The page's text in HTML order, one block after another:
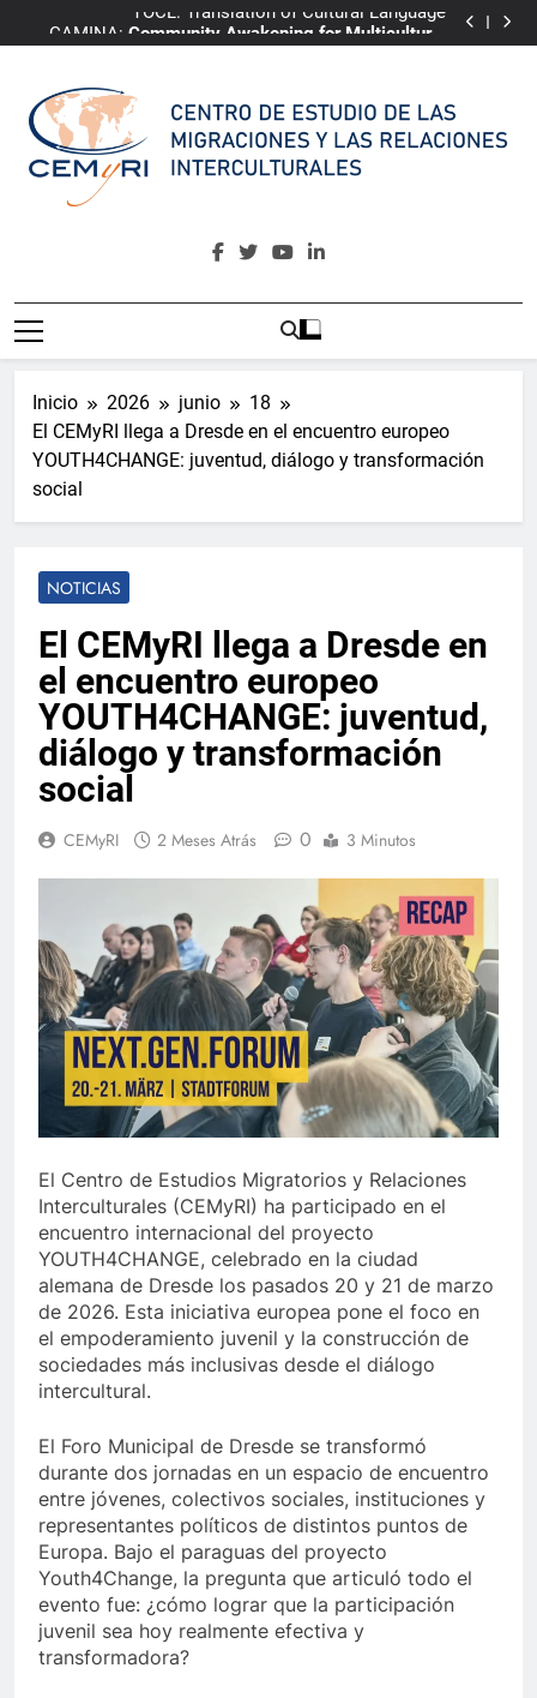
al
CAMINA:
Community Awakening for Multicultural
Integrative Narrative of Almería
ePRI4ALL
CAMINA:Community Awakening for Multicultural
Integrative Narrative of Almería
ePRI4ALL
Centro De Estudio De Las Migraciones Y Las Relaciones
Inicio 2026 junio
18
El CEMyRI llega a Dresde en el encuentro europeo
YOUTH4CHANGE: juventud, diálogo y transformación
social
NOTICIAS
El CEMyRI llega a Dresde en
el encuentro europeo
YOUTH4CHANGE: juventud,
diálogo y transformación
social
CEMyRI 2 Meses Atrás 0 3 Minutos
El Centro de Estudios Migratorios y Relaciones
Interculturales (CEMyRI) ha participado en el
encuentro internacional del proyecto
YOUTH4CHANGE, celebrado en la ciudad
alemana de Dresde los pasados 20 y 21 de marzo
de 2026. Esta iniciativa europea pone el foco en
el empoderamiento juvenil y la construcción de
sociedades más inclusivas desde el diálogo
intercultural.
El Foro Municipal de Dresde se transformó
durante dos jornadas en un espacio de encuentro
entre jóvenes, colectivos sociales, instituciones y
representantes políticos de distintos puntos de
Europa. Bajo el paraguas del proyecto
Youth4Change, la pregunta que articuló todo el
evento fue: ¿cómo lograr que la participación
juvenil sea hoy realmente efectiva y
transformadora?